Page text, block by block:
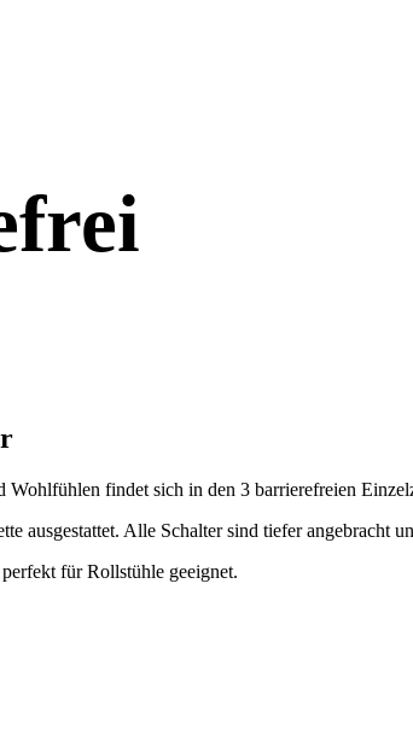
findet sich in den 3 barrierefreien
ausgestattet. Alle Schalter sind tiefer angebracht
für Rollstühle geeignet.